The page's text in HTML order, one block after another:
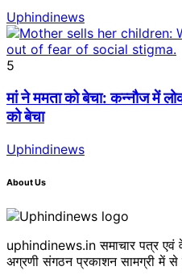
Uphindinews
5
मां ने ममता को बेचा: कन्नौज में
को बेचा
Uphindinews
About Us
uphindinews.in समाचार पत्र एवं
अग्रणी संगठन प्रकाशन सामग्री में